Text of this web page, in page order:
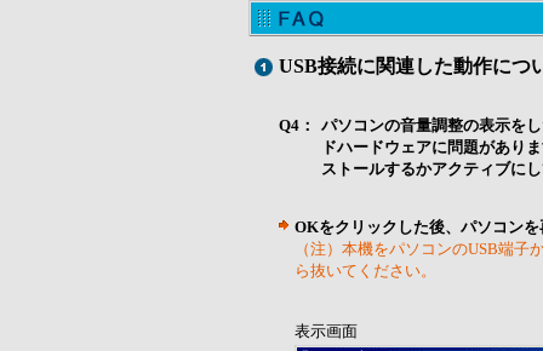
USB接続に関連した動作につ
Q4：
パソコンの音量調整の表示を
ドハードウェアに問題があり
ストールするかアクティブに
OKをクリックした後、パソコン
（注）本機をパソコンのUSB端
ら抜いてください。
表示画面